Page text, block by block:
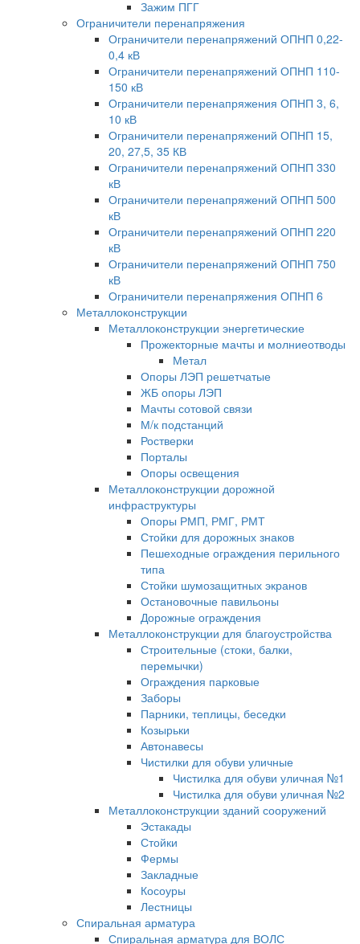
Зажим ПГГ
Ограничители перенапряжения
Ограничители перенапряжений ОПНП 0,22-
0,4 кВ
Ограничители перенапряжений ОПНП 110-
150 кВ
Ограничители перенапряжения ОПНП 3, 6,
10 кВ
Ограничители перенапряжений ОПНП 15,
20, 27,5, 35 КВ
Ограничители перенапряжений ОПНП 330
кВ
Ограничители перенапряжений ОПНП 500
кВ
Ограничители перенапряжений ОПНП 220
кВ
Ограничители перенапряжений ОПНП 750
кВ
Ограничители перенапряжения ОПНП 6
Металлоконструкции
Металлоконструкции энергетические
Прожекторные мачты и молниеотводы
Метал
Опоры ЛЭП решетчатые
ЖБ опоры ЛЭП
Мачты сотовой связи
М/к подстанций
Ростверки
Порталы
Опоры освещения
Металлоконструкции дорожной
инфраструктуры
Опоры РМП, РМГ, РМТ
Стойки для дорожных знаков
Пешеходные ограждения перильного
типа
Стойки шумозащитных экранов
Остановочные павильоны
Дорожные ограждения
Металлоконструкции для благоустройства
Строительные (стоки, балки,
перемычки)
Ограждения парковые
Заборы
Парники, теплицы, беседки
Козырьки
Автонавесы
Чистилки для обуви уличные
Чистилка для обуви уличная №1
Чистилка для обуви уличная №2
Металлоконструкции зданий сооружений
Эстакады
Стойки
Фермы
Закладные
Косоуры
Лестницы
Спиральная арматура
Спиральная арматура для ВОЛС